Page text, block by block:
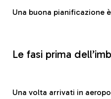
Una buona pianificazione
Le fasi prima
Una volta arrivati in